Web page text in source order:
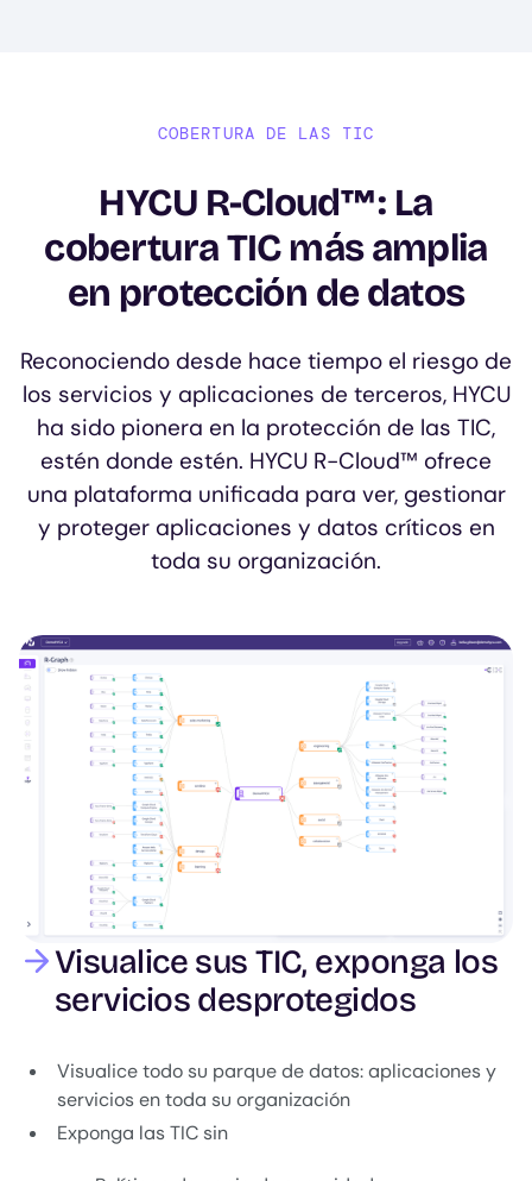
COBERTURA DE LAS TIC
HYCU R-Cloud™: La
cobertura TIC más amplia
en protección de datos
Reconociendo desde hace tiempo el riesgo de
los servicios y aplicaciones de terceros, HYCU
ha sido pionera en la protección de las TIC,
estén donde estén. HYCU R-Cloud™ ofrece
una plataforma unificada para ver, gestionar
y proteger aplicaciones y datos críticos en
toda su organización.
Image
Visualice sus TIC, exponga los
servicios desprotegidos
Visualice todo su parque de datos: aplicaciones y
servicios en toda su organización
Exponga las TIC sin